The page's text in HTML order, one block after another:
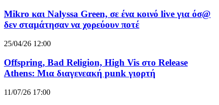
Mikro και Nalyssa Green, σε ένα κοινό live για όσ@
δεν σταμάτησαν να χορεύουν ποτέ
25/04/26 12:00
Offspring, Bad Religion, High Vis στο Release
Athens: Μια διαγενεακή punk γιορτή
11/07/26 17:00